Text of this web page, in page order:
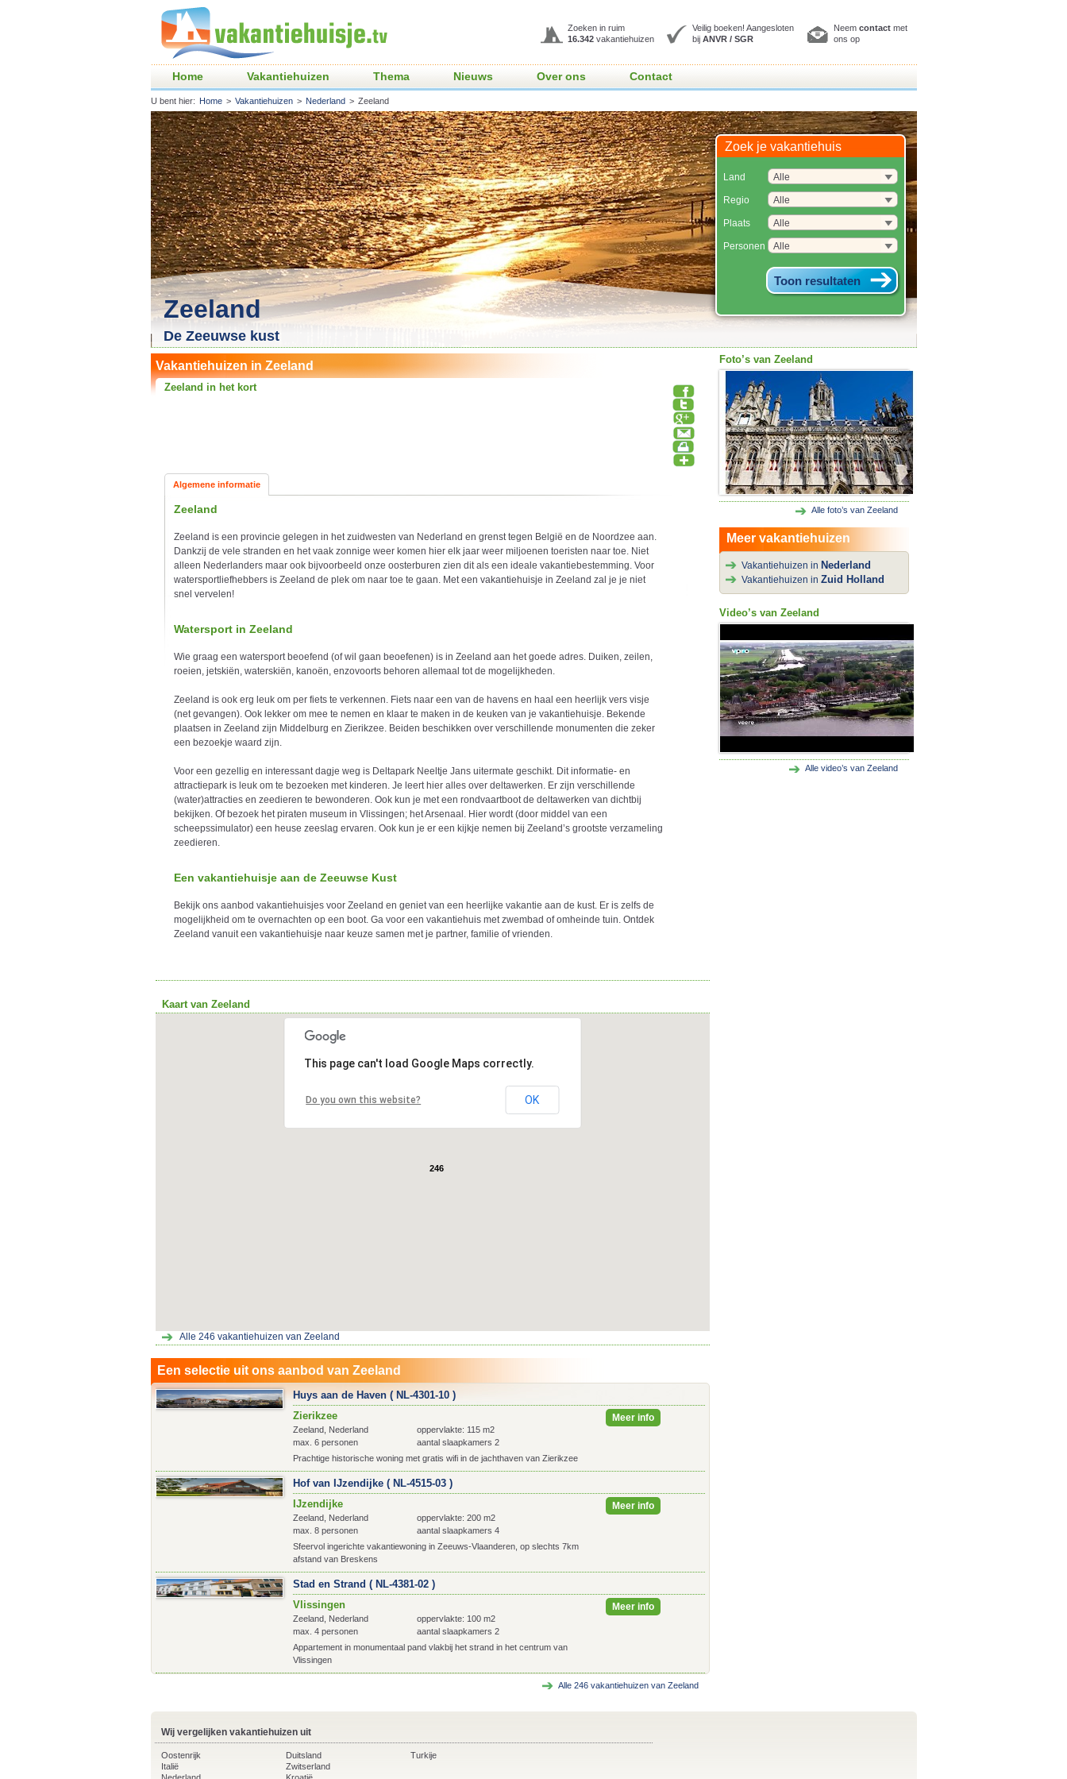
Zoeken in ruim
16.342vakantiehuizen
Veilig boeken! Aangesloten
bij ANVR / SGR
Neem contactmet
ons op
Home Vakantiehuizen Thema Nieuws Over ons Contact
U bent hier: Home > Vakantiehuizen > Nederland > Zeeland
Zeeland
De Zeeuwse kust
Zoek je vakantiehuis
Land
Regio
Plaats
Personen
Vakantiehuizen in Zeeland
Zeeland in het kort
Algemene informatie
Zeeland
Zeeland is een provincie gelegen in het zuidwesten van Nederland en grenst tegen België en de Noordzee aan.
Dankzij de vele stranden en het vaak zonnige weer komen hier elk jaar weer miljoenen toeristen naar toe. Niet
alleen Nederlanders maar ook bijvoorbeeld onze oosterburen zien dit als een ideale vakantiebestemming. Voor
watersportliefhebbers is Zeeland de plek om naar toe te gaan. Met een vakantiehuisje in Zeeland zal je je niet
snel vervelen!
Watersport in Zeeland
Wie graag een watersport beoefend (of wil gaan beoefenen) is in Zeeland aan het goede adres. Duiken, zeilen,
roeien, jetskiën, waterskiën, kanoën, enzovoorts behoren allemaal tot de mogelijkheden.
Zeeland is ook erg leuk om per fiets te verkennen. Fiets naar een van de havens en haal een heerlijk vers visje
(net gevangen). Ook lekker om mee te nemen en klaar te maken in de keuken van je vakantiehuisje. Bekende
plaatsen in Zeeland zijn Middelburg en Zierikzee. Beiden beschikken over verschillende monumenten die zeker
een bezoekje waard zijn.
Voor een gezellig en interessant dagje weg is Deltapark Neeltje Jans uitermate geschikt. Dit informatie- en
attractiepark is leuk om te bezoeken met kinderen. Je leert hier alles over deltawerken. Er zijn verschillende
(water)attracties en zeedieren te bewonderen. Ook kun je met een rondvaartboot de deltawerken van dichtbij
bekijken. Of bezoek het piraten museum in Vlissingen; het Arsenaal. Hier wordt (door middel van een
scheepssimulator) een heuse zeeslag ervaren. Ook kun je er een kijkje nemen bij Zeeland’s grootste verzameling
zeedieren.
Een vakantiehuisje aan de Zeeuwse Kust
Bekijk ons aanbod vakantiehuisjes voor Zeeland en geniet van een heerlijke vakantie aan de kust. Er is zelfs de
mogelijkheid om te overnachten op een boot. Ga voor een vakantiehuis met zwembad of omheinde tuin. Ontdek
Zeeland vanuit een vakantiehuisje naar keuze samen met je partner, familie of vrienden.
Kaart van Zeeland
246
This page can't load Google Maps correctly.
Do you own this website? OK
Alle 246 vakantiehuizen van Zeeland
Een selectie uit ons aanbod van Zeeland
Huys aan de Haven ( NL-4301-10 )
Zierikzee
Zeeland, Nederland
oppervlakte: 115 m2
max. 6 personen
aantal slaapkamers 2
Prachtige historische woning met gratis wifi in de jachthaven van Zierikzee
Meer info
Hof van IJzendijke ( NL-4515-03 )
IJzendijke
Zeeland, Nederland
oppervlakte: 200 m2
max. 8 personen
aantal slaapkamers 4
Sfeervol ingerichte vakantiewoning in Zeeuws-Vlaanderen, op slechts 7km
afstand van Breskens
Meer info
Stad en Strand ( NL-4381-02 )
Vlissingen
Zeeland, Nederland
oppervlakte: 100 m2
max. 4 personen
aantal slaapkamers 2
Appartement in monumentaal pand vlakbij het strand in het centrum van
Vlissingen
Meer info
Alle 246vakantiehuizen van Zeeland
Foto’s van Zeeland
Alle foto’s van Zeeland
Meer vakantiehuizen
Vakantiehuizen in Nederland
Vakantiehuizen in Zuid Holland
Video’s van Zeeland
Alle video’s van Zeeland
Wij vergelijken vakantiehuizen uit
Oostenrijk
Italië
Duitsland
Zwitserland
Turkije